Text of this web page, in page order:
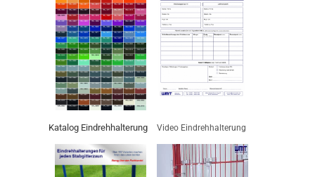
Katalog Eindrehhalterung Video Eindrehhalterung